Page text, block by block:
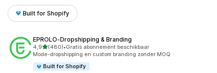
Built for Shopify
EPROLO‑Dropshipping & Branding
4,9van 5 sterren
(480)
480 recensies in totaal
•Gratis abonnement beschikbaar
Mode-dropshipping en custom branding zonder MOQ
Built for Shopify